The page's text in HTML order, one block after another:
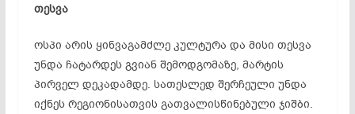
თესვა
ოსპი არის ყინვაგამძლე კულტურა და მისი თესვა
უნდა ჩატარდეს გვიან შემოდგომაზე, მარტის
პირველ დეკადამდე. სათესლედ შერჩეული უნდა
იქნეს რეგიონისათვის გათვალისწინებული ჯიშბი.